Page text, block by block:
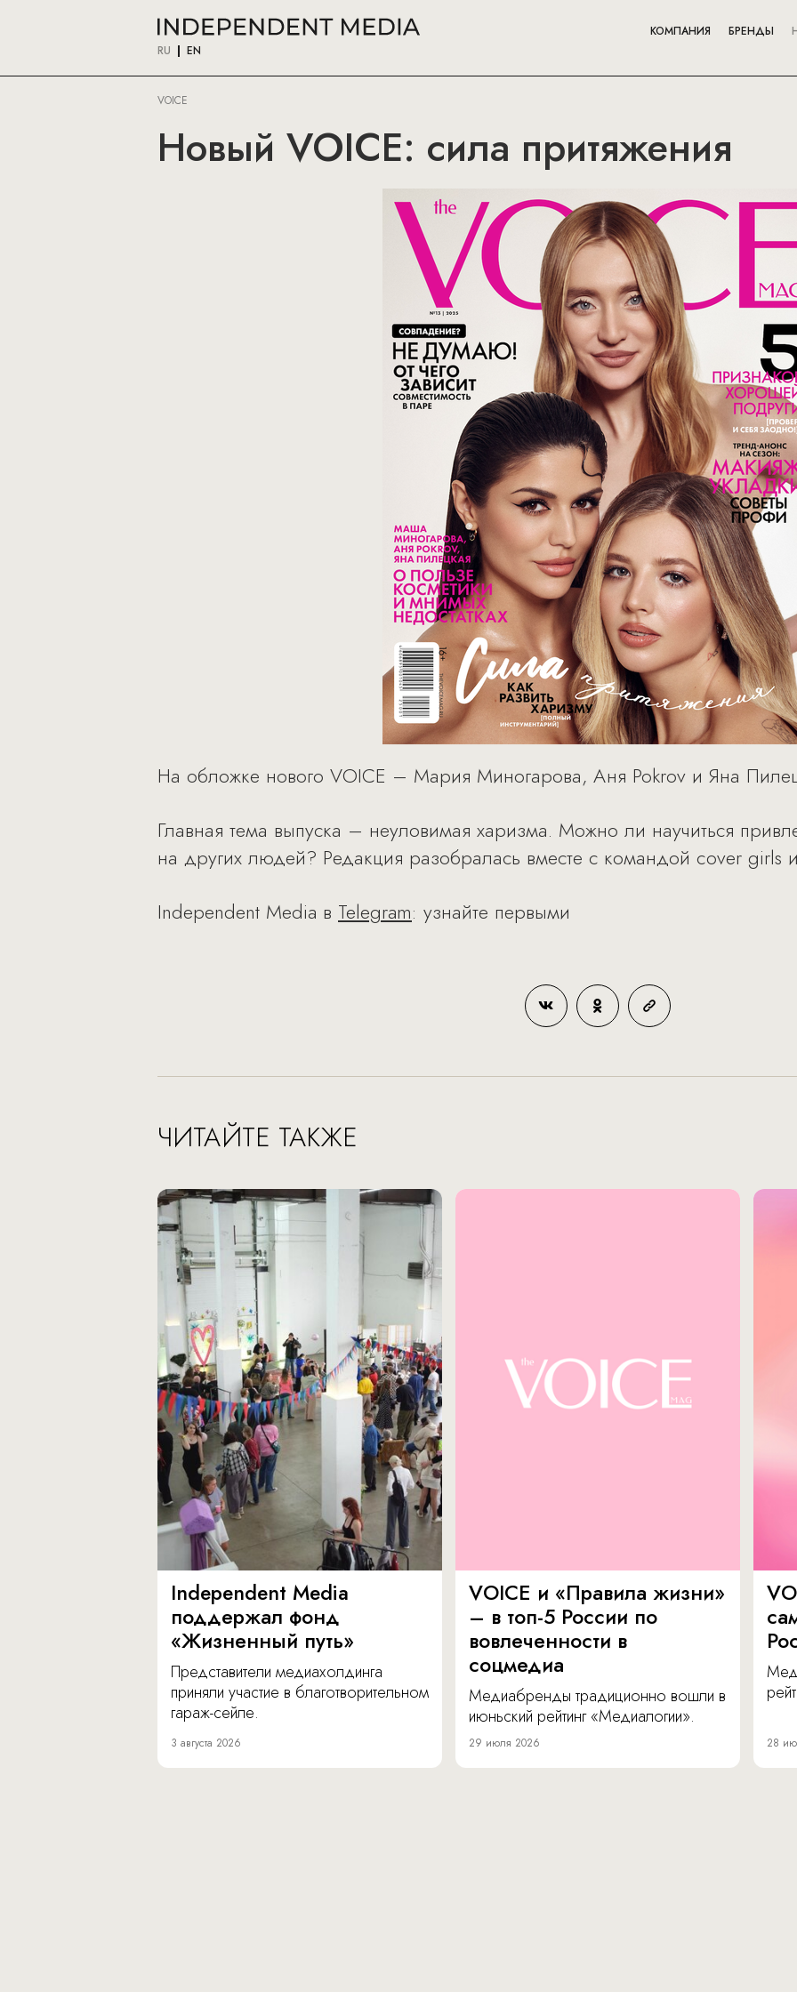
RU EN
КОМПАНИЯ БРЕНДЫ
VOICE
Новый VOICE: сила притяжения
На обложке нового VOICE – Мария Миногарова, Аня Pokrov и Яна
Главная тема выпуска – неуловимая харизма. Можно ли научиться
на других людей? Редакция разобралась вместе с командой cover girls
Independent Media в Telegram: узнайте первыми
ЧИТАЙТЕ ТАКЖЕ
Independent Media
поддержал фонд
«Жизненный путь»
Представители медиахолдинга
приняли участие в благотворительном
гараж-сейле.
3 августа 2026
VOICE и «Правила жизни»
– в топ-5 России по
вовлеченности в
соцмедиа
Медиабренды традиционно вошли в
июньский рейтинг «Медиалогии».
29 июля 2026 28